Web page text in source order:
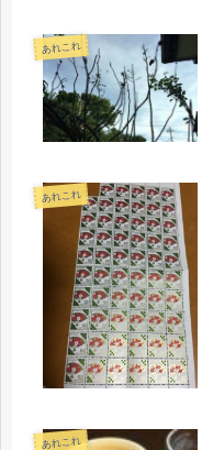
あれこれ
あれこれ
あれこれ